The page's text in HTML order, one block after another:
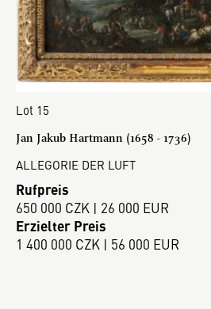
Lot 15
Jan Jakub Hartmann (1658 - 1736)
ALLEGORIE DER LUFT
Rufpreis
650 000 CZK | 26 000 EUR
Erzielter Preis
1 400 000 CZK | 56 000 EUR